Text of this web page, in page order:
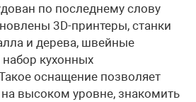
по последнему слову
3D-принтеры, станки
и дерева, швейные
кухонных
оснащение позволяет
высоком уровне, знакомить